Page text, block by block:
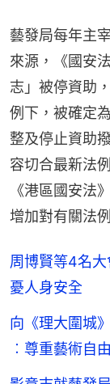
藝發局每年主
來源，《國安
志」被停資助
例下，被確定
整及停止資助
容切合最新法
《港區國安法
增加對有關法
周博賢等4名
憂人身安全
向《理大圍城
︰尊重藝術自由